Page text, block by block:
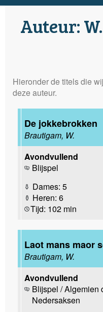
Auteur:
Hieronder de titels die
deze auteur.
De jokkebrokken
Brautigam, W.
Avondvullend
Blijspel
Dames: 5
Heren: 6
Tijd: 102 min
Laot mans maor
Brautigam, W.
Avondvullend
Blijspel / Algemien
Nedersaksen